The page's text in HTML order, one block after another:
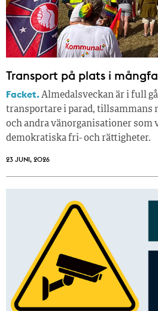
Transport på plats i
Facket.Almedalsveckan är i full
transportare i parad, tillsammans
och andra vänorganisationer som
demokratiska fri- och rättigheter.
23 JUNI, 2026